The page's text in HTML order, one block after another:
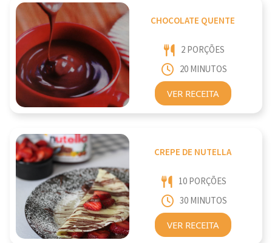
CHOCOLATE QUENTE
2 PORÇÕES
20 MINUTOS
VER RECEITA
CREPE DE NUTELLA
10 PORÇÕES
30 MINUTOS
VER RECEITA